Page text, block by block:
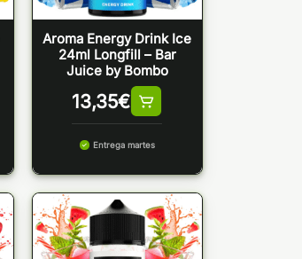
Aroma Energy Drink Ice
24ml Longfill – Bar
Juice by Bombo
13,35€
Entrega martes